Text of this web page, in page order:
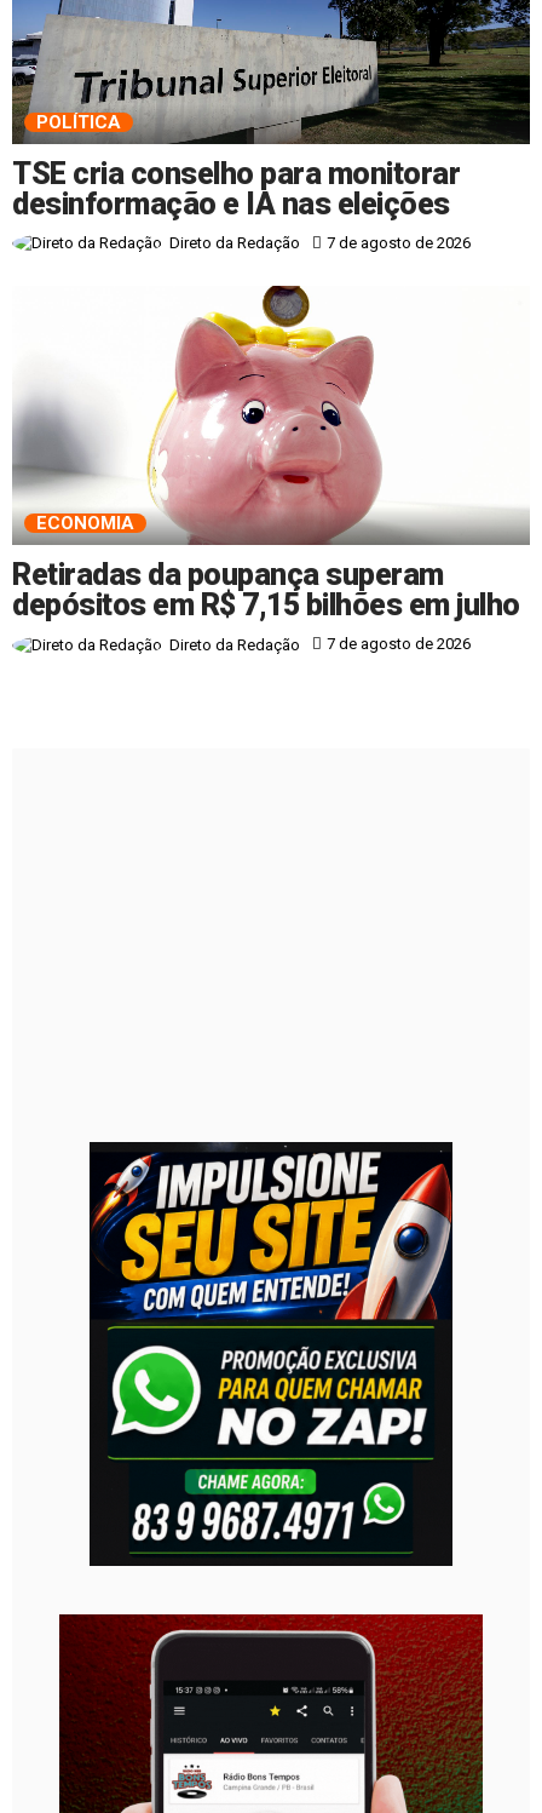
POLÍTICA
TSE cria conselho para monitorar
desinformação e IA nas eleições
Direto da Redação 7 de agosto de 2026
ECONOMIA
Retiradas da poupança superam
depósitos em R$ 7,15 bilhões em julho
Direto da Redação 7 de agosto de 2026